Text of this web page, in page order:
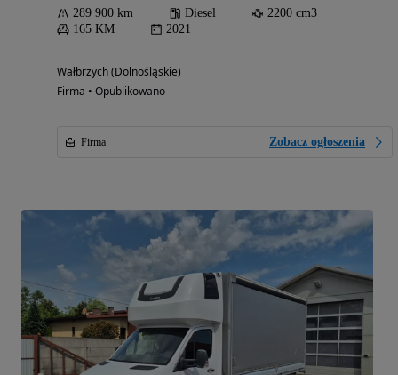
289 900 km Diesel
2200 cm3
165 KM
2021
Wałbrzych (Dolnośląskie)
Firma • Opublikowano
Firma Zobacz ogłoszenia